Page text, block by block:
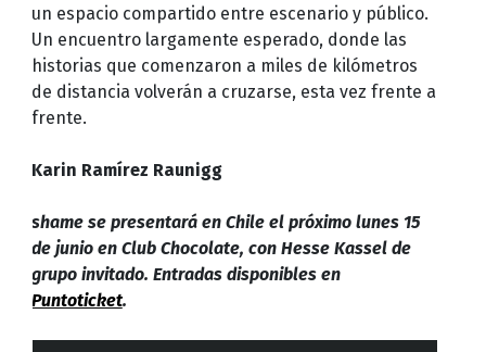
un espacio compartido entre escenario y público.
Un encuentro largamente esperado, donde las
historias que comenzaron a miles de kilómetros
de distancia volverán a cruzarse, esta vez frente a
frente.
Karin Ramírez Raunigg
shame se presentará en Chile el próximo lunes 15
de junio en Club Chocolate, con Hesse Kassel de
grupo invitado. Entradas disponibles en
Puntoticket.